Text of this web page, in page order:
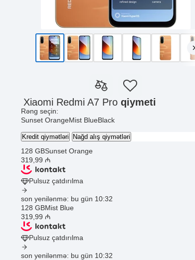
Xiaomi Redmi A7 Pro qiymeti
Rəng seçin:
Sunset OrangeMist BlueBlack
Kredit qiymətləri Nağd alış qiymətləri
128 GBSunset Orange
319 ,99 ₼
Pulsuz çatdırılma
son yenilənmə: bu gün 10:32
128 GBMist Blue
319 ,99 ₼
Pulsuz çatdırılma
son yenilənmə: bu gün 10:32